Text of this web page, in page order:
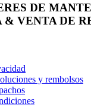
DE
VENTA DE
y rembolsos